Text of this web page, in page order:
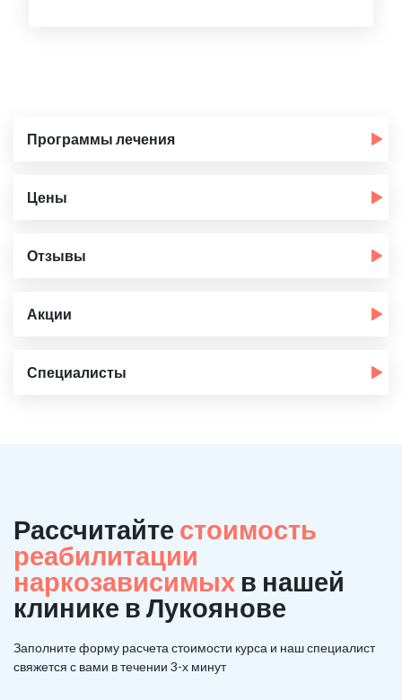
Программы лечения
Цены
Отзывы
Акции
Специалисты
Рассчитайте стоимость
реабилитации
наркозависимых в нашей
клинике в Лукоянове
Заполните форму расчета стоимости курса и наш специалист
свяжется с вами в течении 3-х минут